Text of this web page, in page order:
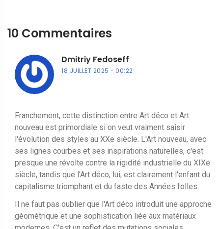
10 Commentaires
Dmitriy Fedoseff
18 JUILLET 2025 00:22
Franchement, cette distinction entre Art déco et Art
nouveau est primordiale si on veut vraiment saisir
l'évolution des styles au XXe siècle. L'Art nouveau, avec
ses lignes courbes et ses inspirations naturelles, c'est
presque une révolte contre la rigidité industrielle du XIXe
siècle, tandis que l'Art déco, lui, est clairement l'enfant du
capitalisme triomphant et du faste des Années folles.
Il ne faut pas oublier que l'Art déco introduit une approche
géométrique et une sophistication liée aux matériaux